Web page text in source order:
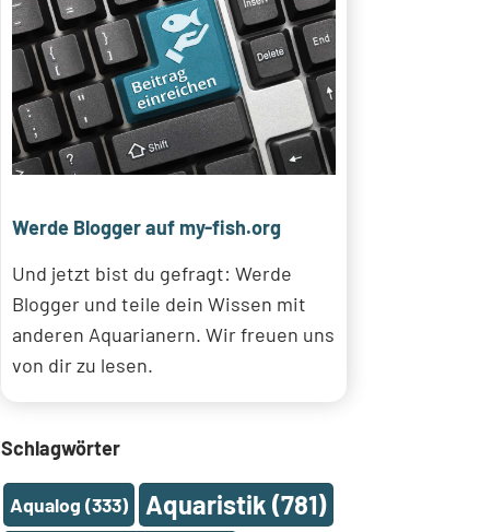
Werde Blogger auf my-fish.org
Und jetzt bist du gefragt: Werde
Blogger und teile dein Wissen mit
anderen Aquarianern. Wir freuen uns
von dir zu lesen.
Schlagwörter
Aqualog (333) Aquaristik (781)